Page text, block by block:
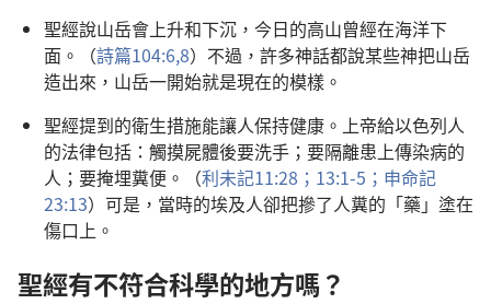
聖經說山岳會上升和下沉，今日的高山曾經在海洋下
面。（詩篇104:6,8）不過，許多神話都說某些神把山岳
造出來，山岳一開始就是現在的模樣。
聖經提到的衛生措施能讓人保持健康。上帝給以色列人
的法律包括：觸摸屍體後要洗手；要隔離患上傳染病的
人；要掩埋糞便。（利未記11:28； 13:1-5； 申命記
23:13）可是，當時的埃及人卻把摻了人糞的「藥」塗在
傷口上。
聖經有不符合科學的地方嗎？